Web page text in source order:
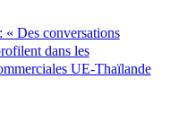
Des conversations
dans les
UE-Thaïlande